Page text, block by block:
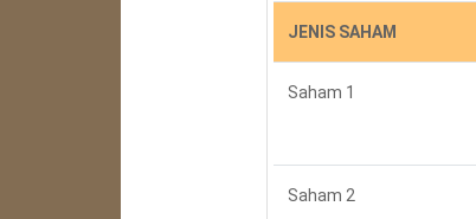
JENIS SAHAM
Saham 1
Saham 2